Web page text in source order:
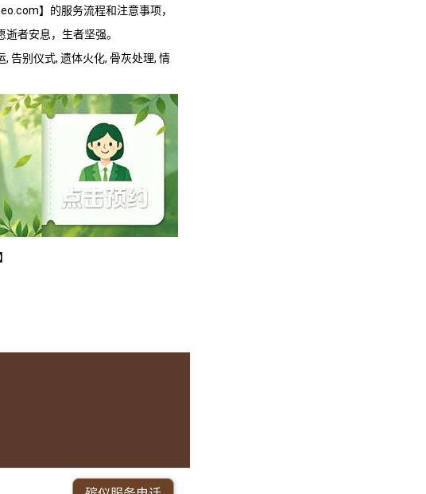
】的服务流程和注意事项，
者安息，生者坚强。
告别仪式, 遗体火化, 骨灰处理, 情